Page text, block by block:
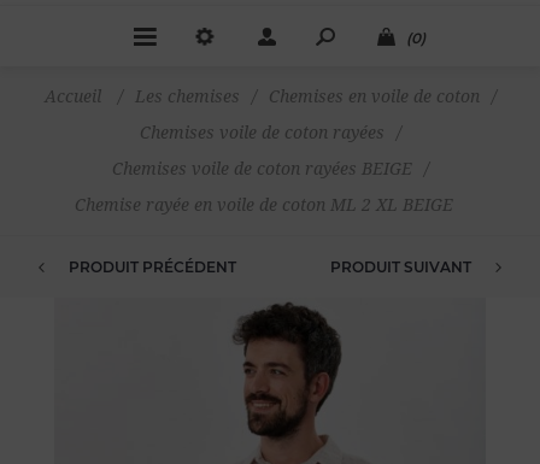
(0)
Accueil / Les chemises / Chemises en voile de coton
/
Chemises voile de coton rayées
/
Chemises voile de coton rayées BEIGE
/
Chemise rayée en voile de coton ML 2 XL BEIGE
PRODUIT PRÉCÉDENT PRODUIT SUIVANT